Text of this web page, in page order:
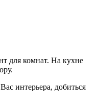
для комнат. На кухне
интерьера, добиться